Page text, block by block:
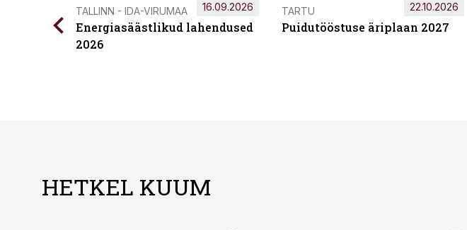
TALLINN - IDA-VIRUMAA
Energiasäästlikud lahendused
2026
16.09.2026 TARTU
Puidutööstuse äriplaan 2027
22.10.2026
HETKEL KUUM